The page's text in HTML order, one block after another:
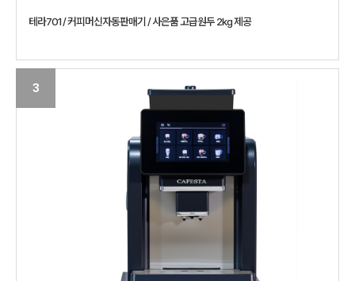
테라701 / 커피머신자동판매기 / 사은품 고급원두 2kg 제공
3